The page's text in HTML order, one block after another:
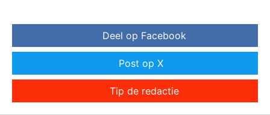
Deel op Facebook
Post op X
Tip de redactie